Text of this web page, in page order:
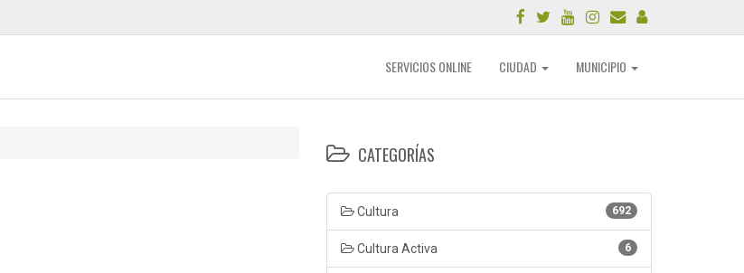
SERVICIOS ONLINE CIUDAD MUNICIPIO
CATEGORÍAS
692
Cultura
6
Cultura Activa